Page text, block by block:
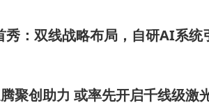
秀：双线战略布局，自研AI系统
聚创助力 或率先开启千线级激